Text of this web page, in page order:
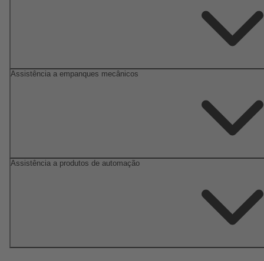
Assistência a empanques mecânicos
Assistência a produtos de automação